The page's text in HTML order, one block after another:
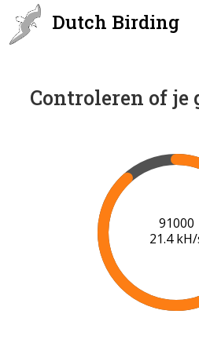
Dutch Birding
Controleren of je
91000
21.4